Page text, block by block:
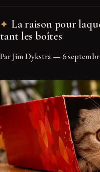
La raison pour
tant les boîtes
Par Jim Dykstra — 6